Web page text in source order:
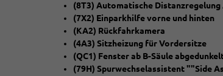
(8T3) Automatische Distanzregelung
(7X2) Einparkhilfe vorne und hinten
(KA2) Rückfahrkamera
(4A3) Sitzheizung für Vordersitze
(QC1) Fenster ab B-Säule
(79H) Spurwechselassistent ""Side